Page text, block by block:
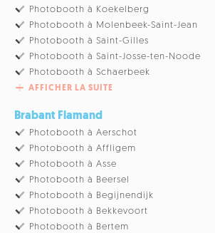
Photobooth à Koekelberg
Photobooth à Molenbeek-Saint-Jean
Photobooth à Saint-Gilles
Photobooth à Saint-Josse-ten-Noode
Photobooth à Schaerbeek
AFFICHER LA SUITE
Brabant Flamand
Photobooth à Aerschot
Photobooth à Affligem
Photobooth à Asse
Photobooth à Beersel
Photobooth à Begijnendijk
Photobooth à Bekkevoort
Photobooth à Bertem